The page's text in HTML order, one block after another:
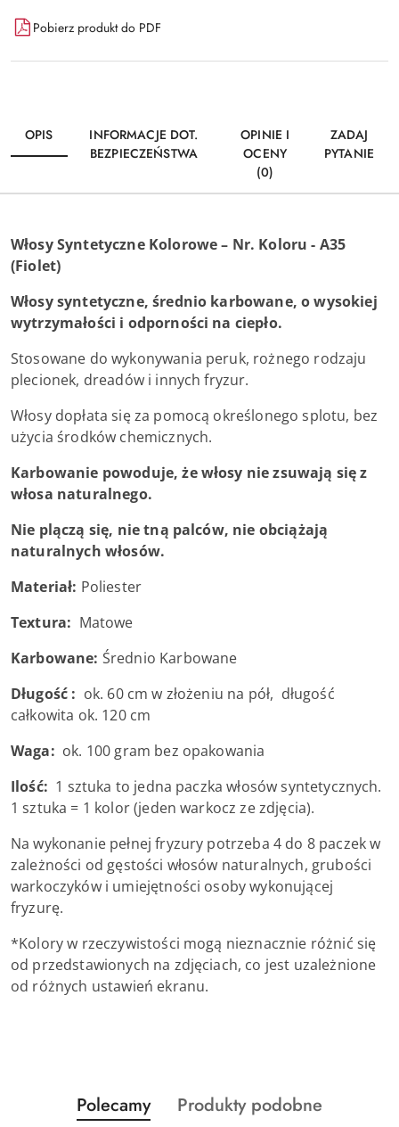
Pobierz produkt do PDF
OPIS
INFORMACJE DOT.
BEZPIECZEŃSTWA
OPINIE I
OCENY
(0)
ZADAJ
PYTANIE
Włosy Syntetyczne Kolorowe – Nr. Koloru - A35
(Fiolet)
Włosy syntetyczne, średnio karbowane, o wysokiej
wytrzymałości i odporności na ciepło.
Stosowane do wykonywania peruk, rożnego rodzaju
plecionek, dreadów i innych fryzur.
Włosy dopłata się za pomocą określonego splotu, bez
użycia środków chemicznych.
Karbowanie powoduje, że włosy nie zsuwają się z
włosa naturalnego.
Nie plączą się, nie tną palców, nie obciążają
naturalnych włosów.
Materiał: Poliester
Textura: Matowe
Karbowane: Średnio Karbowane
Długość : ok. 60 cm w złożeniu na pół, długość
całkowita ok. 120 cm
Waga: ok. 100 gram bez opakowania
Ilość: 1 sztuka to jedna paczka włosów syntetycznych.
1 sztuka = 1 kolor (jeden warkocz ze zdjęcia).
Na wykonanie pełnej fryzury potrzeba 4 do 8 paczek w
zależności od gęstości włosów naturalnych, grubości
warkoczyków i umiejętności osoby wykonującej
fryzurę.
*Kolory w rzeczywistości mogą nieznacznie różnić się
od przedstawionych na zdjęciach, co jest uzależnione
od różnych ustawień ekranu.
Pomiń karuzelę produktów
Produkty
Polecamy
Produkty
Produkty podobne